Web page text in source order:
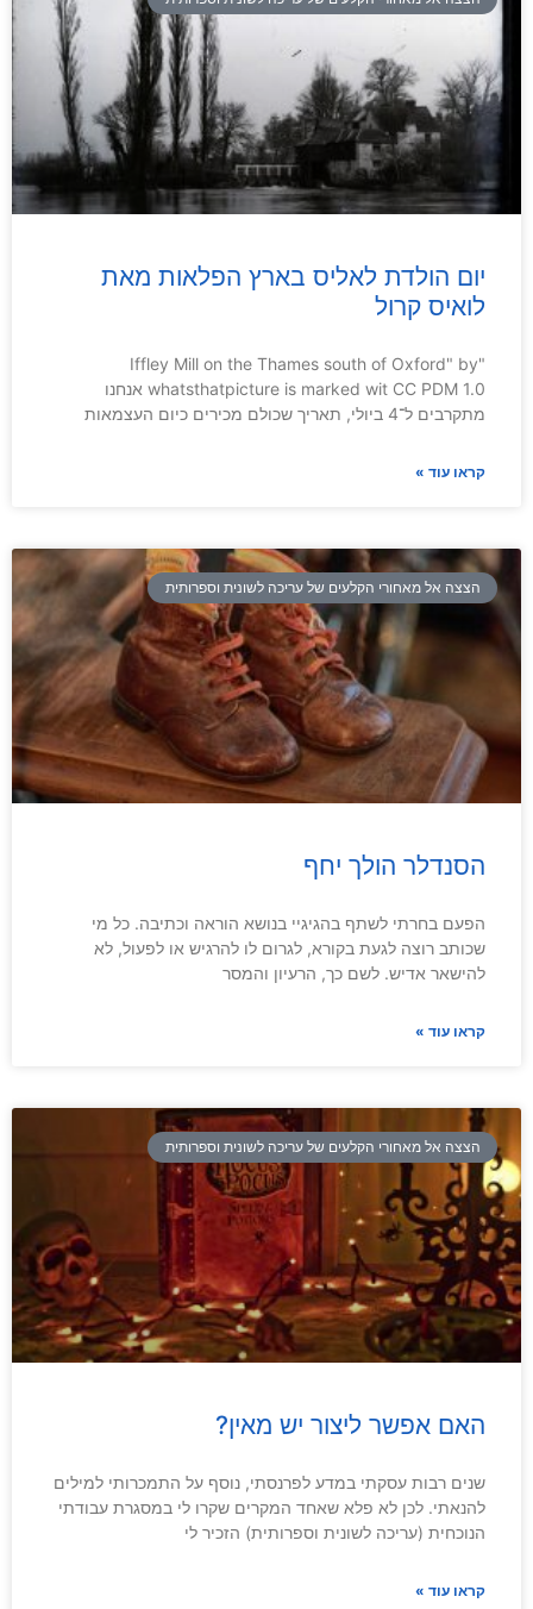
יום הולדת לאליס בארץ הפלאות מאת
לואיס קרול
"Iffley Mill on the Thames south of Oxford" by
whatsthatpicture is marked wit CC PDM 1.0 אנחנו
מתקרבים ל־4 ביולי, תאריך שכולם מכירים כיום העצמאות
קראו עוד »
הצצה אל מאחורי הקלעים של עריכה לשונית וספרותית
הסנדלר הולך יחף
הפעם בחרתי לשתף בהגיגיי בנושא הוראה וכתיבה. כל מי
שכותב רוצה לגעת בקורא, לגרום לו להרגיש או לפעול, לא
להישאר אדיש. לשם כך, הרעיון והמסר
קראו עוד »
הצצה אל מאחורי הקלעים של עריכה לשונית וספרותית
האם אפשר ליצור יש מאין?
שנים רבות עסקתי במדע לפרנסתי, נוסף על התמכרותי למילים
להנאתי. לכן לא פלא שאחד המקרים שקרו לי במסגרת עבודתי
הנוכחית (עריכה לשונית וספרותית) הזכיר לי
קראו עוד »